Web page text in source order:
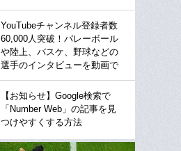
YouTubeチャンネル登録者数
60,000人突破！バレーボール
や陸上、バスケ、野球などの
選手のインタビューを動画で
【お知らせ】Google検索で
「Number Web」の記事を見
つけやすくする方法